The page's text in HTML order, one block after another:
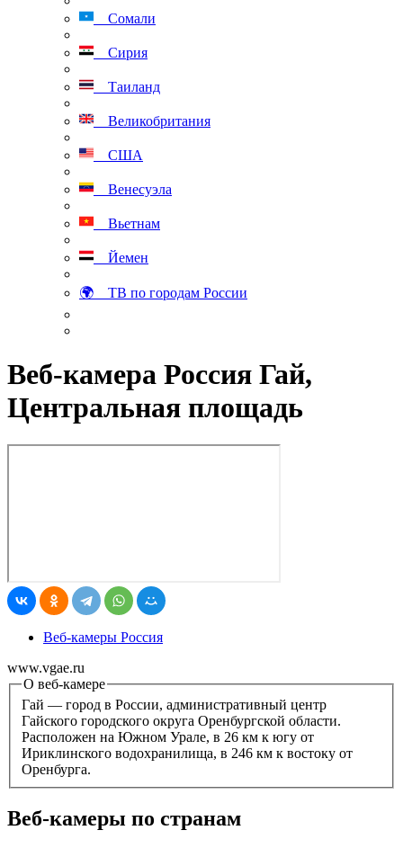
Сомали
Сирия
Таиланд
Великобритания
США
Венесуэла
Вьетнам
Йемен
🌍 ТВ по городам России
Веб-камера Россия Гай,
Центральная площадь
Веб-камеры Россия
www.vgae.ru
О веб-камере
Гай — город в России, административный центр
Гайского городского округа Оренбургской области.
Расположен на Южном Урале, в 26 км к югу от
Ириклинского водохранилища, в 246 км к востоку от
Оренбурга.
Веб-камеры по странам